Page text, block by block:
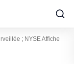
; NYSE Affiche